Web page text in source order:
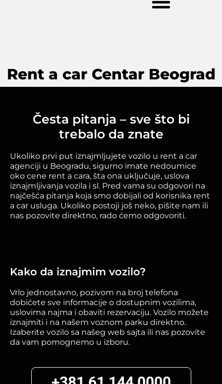
Rent a car Centar Beograd
Česta pitanja – sve što bi
trebalo da znate
Ukoliko prvi put iznajmljujete vozilo u rent a car
agenciji u Beogradu, sigurno imate nedoumice
oko cene rent a cara, šta ona uključuje, uslova
iznajmljivanja vozila i sl. Pred vama su odgovori na
najčešća pitanja koja smo dobijali od korisnika rent
a car usluga. Ukoliko postoji još neko, pišite nam ili
nas pozovite direktno, rado ćemo odgovoriti.
Kako da iznajmim vozilo?
Vrlo jednostavno, pozivom na broj telefona
dobićete sve informacije o dostupnim vozilima,
uslovima najma i obaviti rezervaciju. Vozilo možete
iznajmiti i na našem voznom parku direktno.
Izaberite vozilo sa našeg web sajta ili nas pozovite
da vam pomognemo u izboru.